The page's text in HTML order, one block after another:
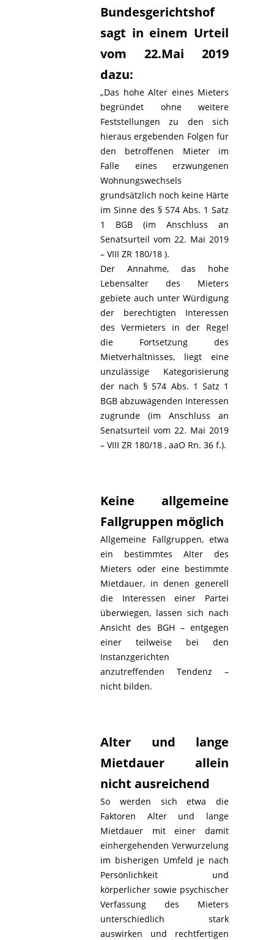
Bundesgerichtshof
sagt in einem Urteil
vom 22.Mai 2019
dazu:
„Das hohe Alter eines Mieters
begründet ohne weitere
Feststellungen zu den sich
hieraus ergebenden Folgen für
den betroffenen Mieter im
Falle eines erzwungenen
Wohnungswechsels
grundsätzlich noch keine Härte
im Sinne des § 574 Abs. 1 Satz
1 BGB (im Anschluss an
Senatsurteil vom 22. Mai 2019
– VIII ZR 180/18 ).
Der Annahme, das hohe
Lebensalter des Mieters
gebiete auch unter Würdigung
der berechtigten Interessen
des Vermieters in der Regel
die Fortsetzung des
Mietverhältnisses, liegt eine
unzulässige Kategorisierung
der nach § 574 Abs. 1 Satz 1
BGB abzuwägenden Interessen
zugrunde (im Anschluss an
Senatsurteil vom 22. Mai 2019
– VIII ZR 180/18 , aaO Rn. 36 f.).
Keine allgemeine
Fallgruppen möglich
Allgemeine Fallgruppen, etwa
ein bestimmtes Alter des
Mieters oder eine bestimmte
Mietdauer, in denen generell
die Interessen einer Partei
überwiegen, lassen sich nach
Ansicht des BGH – entgegen
einer teilweise bei den
Instanzgerichten
anzutreffenden Tendenz –
nicht bilden.
Alter und lange
Mietdauer allein
nicht ausreichend
So werden sich etwa die
Faktoren Alter und lange
Mietdauer mit einer damit
einhergehenden Verwurzelung
im bisherigen Umfeld je nach
Persönlichkeit und
körperlicher sowie psychischer
Verfassung des Mieters
unterschiedlich stark
auswirken und rechtfertigen